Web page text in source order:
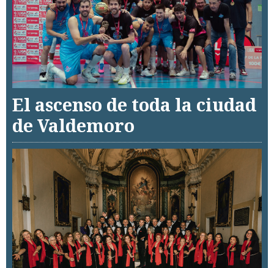
El ascenso de toda la ciudad
de Valdemoro